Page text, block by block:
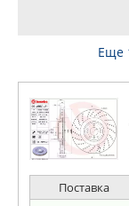
Еще
Поставка